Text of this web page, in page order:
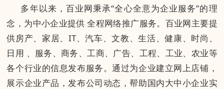
多年以来，百业网秉承“全心全意为企业服务”的理
念，为中小企业提供 全程网络推广服务。百业网主要提
供房产、家居、IT、汽车、文教、生活、健康、时尚、
日用 、服务、商务、工商、广告、工程、工业、农业等
各个行业的信息发布服务。通过为企业建立网上店铺，
展示企业产品，发布公司动态，帮助国内大中小企业实